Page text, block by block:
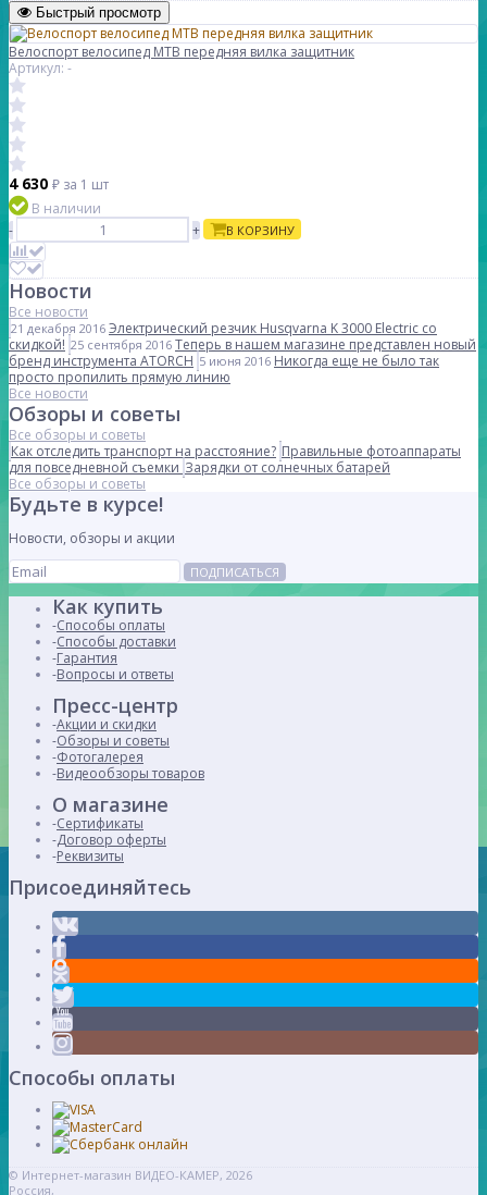
Быстрый просмотр
Велоспорт велосипед MTB передняя вилка защитник
Артикул: -
4 630 ₽ за 1 шт
В наличии
-
+ В КОРЗИНУ
Новости
Все новости
21 декабря 2016 Электрический резчик Husqvarna K 3000 Electric со
скидкой! 25 сентября 2016 Теперь в нашем магазине представлен новый
бренд инструмента ATORCH 5 июня 2016 Никогда еще не было так
просто пропилить прямую линию
Все новости
Обзоры и советы
Все обзоры и советы
Как отследить транспорт на расстояние? Правильные фотоаппараты
для повседневной съемки Зарядки от солнечных батарей
Все обзоры и советы
Будьте в курсе!
Новости, обзоры и акции
ПОДПИСАТЬСЯ
Как купить
Способы оплаты
Способы доставки
Гарантия
Вопросы и ответы
Пресс-центр
Акции и скидки
Обзоры и советы
Фотогалерея
Видеообзоры товаров
О магазине
Сертификаты
Договор оферты
Реквизиты
Присоединяйтесь
Способы оплаты
© Интернет-магазин ВИДЕО-КАМЕР, 2026
Россия,